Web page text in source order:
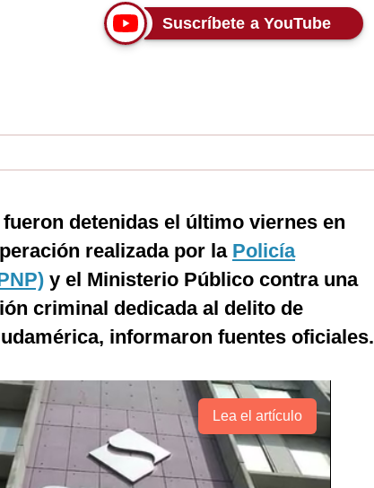
Suscríbete a YouTube
detenidas el último viernes en
realizada por la Policía
y el Ministerio Público contra una
criminal dedicada al delito de
informaron fuentes oficiales.
Lea el artículo